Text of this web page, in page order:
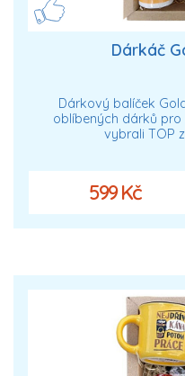
Dárkáč
Dárkový balíček
oblíbených dárků
vybrali TOP
599 Kč